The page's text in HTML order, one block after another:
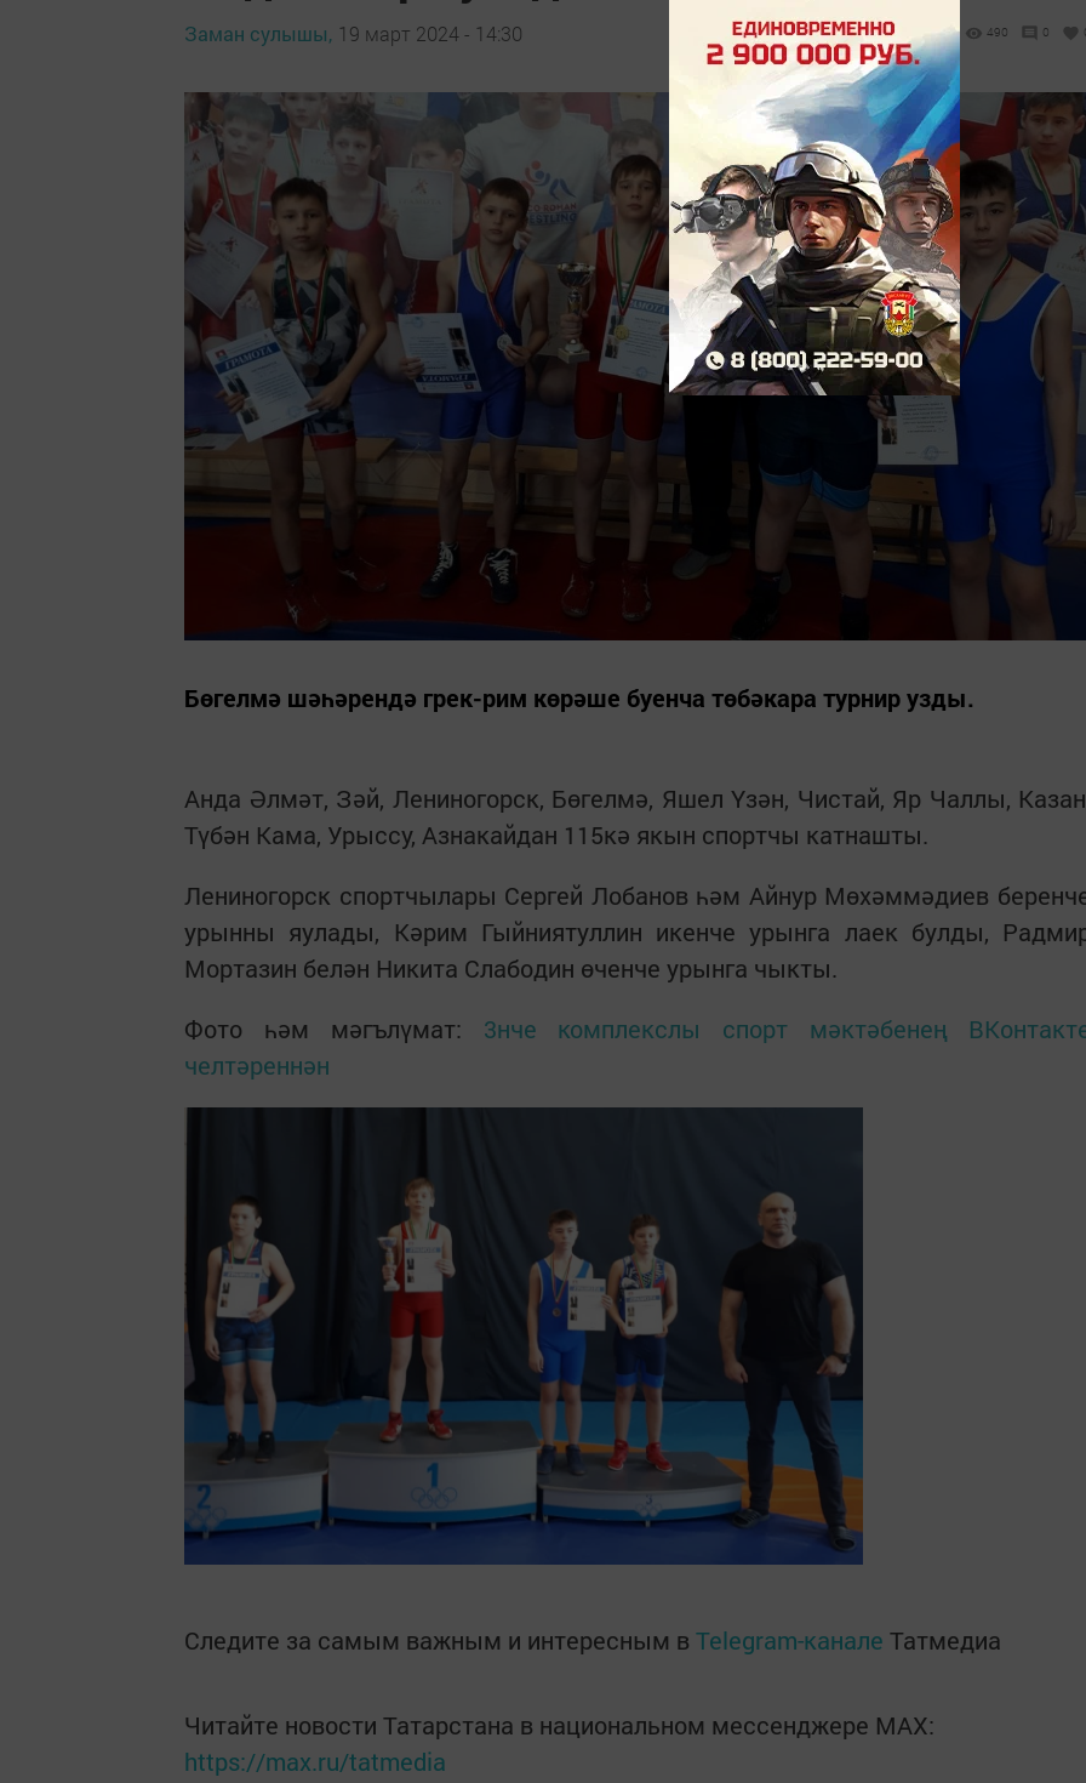
Заман сулышы, 19 март 2024 - 14:30 490 0
Бөгелмә шәһәрендә грек-рим көрәше буенча төбәкара турнир узды.
Анда Әлмәт, Зәй, Лениногорск, Бөгелмә, Яшел Үзән, Чистай, Яр Чаллы,
Түбән Кама, Урыссу, Азнакайдан 115кә якын спортчы катнашты.
Лениногорск спортчылары Сергей Лобанов һәм Айнур Мөхәммәдиев
урынны яулады, Кәрим Гыйниятуллин икенче урынга лаек булды,
Мортазин белән Никита Слабодин өченче урынга чыкты.
Фото һәм мәгълүмат: 3нче комплекслы спорт мәктәбенең
челтәреннән
Следите за самым важным и интересным в Telegram-канале Татмедиа
Читайте новости Татарстана в национальном мессенджере MАХ:
https://max.ru/tatmedia